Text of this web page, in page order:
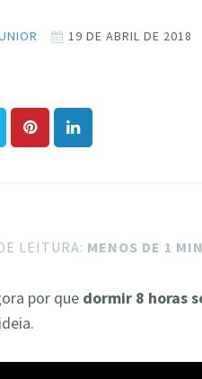
19 DE ABRIL DE 2018
LEITURA: MENOS DE 1
por que dormir 8 horas